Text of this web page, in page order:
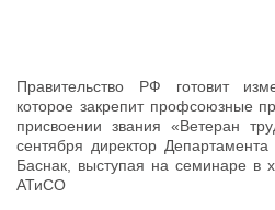
Правительство РФ готовит
которое закрепит профсоюзные
присвоении звания «Ветеран
сентября директор
Баснак, выступая на семинаре в
АТиСО